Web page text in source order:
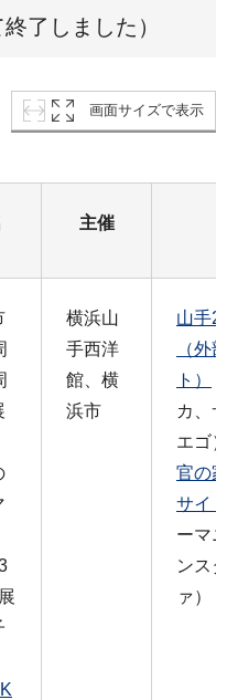
了しました）
画面サイズで表示
主催
横浜山
手西洋
館、横
浜市
山手
（外
ト）
カ、
エゴ
官の
サイ
ーマ
ンス
ァ）